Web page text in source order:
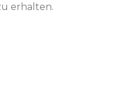
erhalten.